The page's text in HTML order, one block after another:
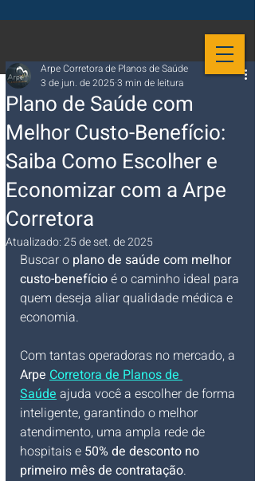
Plano de Saúde com
Melhor Custo-Benefício:
Saiba Como Escolher e
Economizar com a Arpe
Corretora
Arpe Corretora de Planos de Saúde
3 de jun. de 2025 3 min de leitura
Atualizado:25 de set. de 2025
Buscar o plano de saúde com melhor
custo-benefício é o caminho ideal para
quem deseja aliar qualidade médica e
economia.
Com tantas operadoras no mercado, a
Arpe Corretora de Planos de
Saúde ajuda você a escolher de forma
inteligente, garantindo o melhor
atendimento, uma ampla rede de
hospitais e 50% de desconto no
primeiro mês de contratação.